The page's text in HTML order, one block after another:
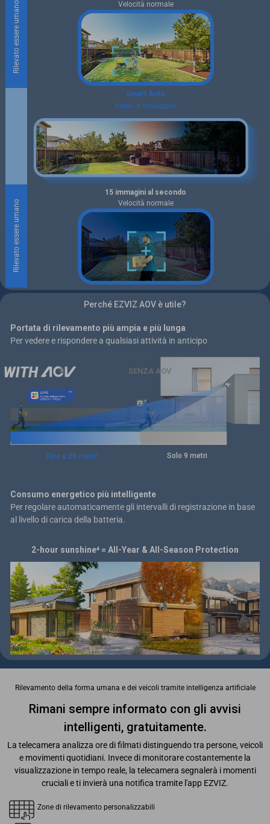
Rilevato essere umano Velocità normale
Smart Auto
Video in time-lapse
Rilevato essere umano
15 immagini al secondo
Velocità normale
Rilevato essere umano
15 immagini al secondo
Velocità normale
Rilevato essere umano
Smart Auto
Nessun evento = Nessuna registrazione
Rilevato essere umano
15 immagini al secondo
Perché EZVIZ AOV è utile?
Portata di rilevamento più ampia e più lunga
Per vedere e rispondere a qualsiasi attività in anticipo
SENZA AOV
Fino a 25 metri³ Solo 9 metri
Consumo energetico più intelligente
Per regolare automaticamente gli intervalli di registrazione in base
al livello di carica della batteria.
2-hour sunshine⁴ = All-Year & All-Season Protection
Rilevamento della forma umana e dei veicoli tramite intelligenza artificiale
Rimani sempre informato con gli avvisi
intelligenti, gratuitamente.
La telecamera analizza ore di filmati distinguendo tra persone, veicoli
e movimenti quotidiani. Invece di monitorare costantemente la
visualizzazione in tempo reale, la telecamera segnalerà i momenti
cruciali e ti invierà una notifica tramite l'app EZVIZ.
Zone di rilevamento personalizzabili